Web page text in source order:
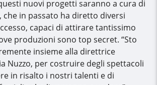
nuovi progetti saranno a cura di
che in passato ha diretto diversi
capaci di attirare tantissimo
produzioni sono top secret. “Sto
insieme alla direttrice
Nuzzo, per costruire degli spettacoli
in risalto i nostri talenti e di